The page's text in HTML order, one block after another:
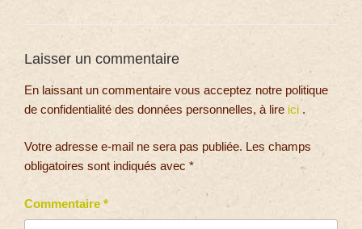
Laisser un commentaire
En laissant un commentaire vous acceptez notre politique
de confidentialité des données personnelles, à lire ici .
Votre adresse e-mail ne sera pas publiée. Les champs
obligatoires sont indiqués avec *
Commentaire *